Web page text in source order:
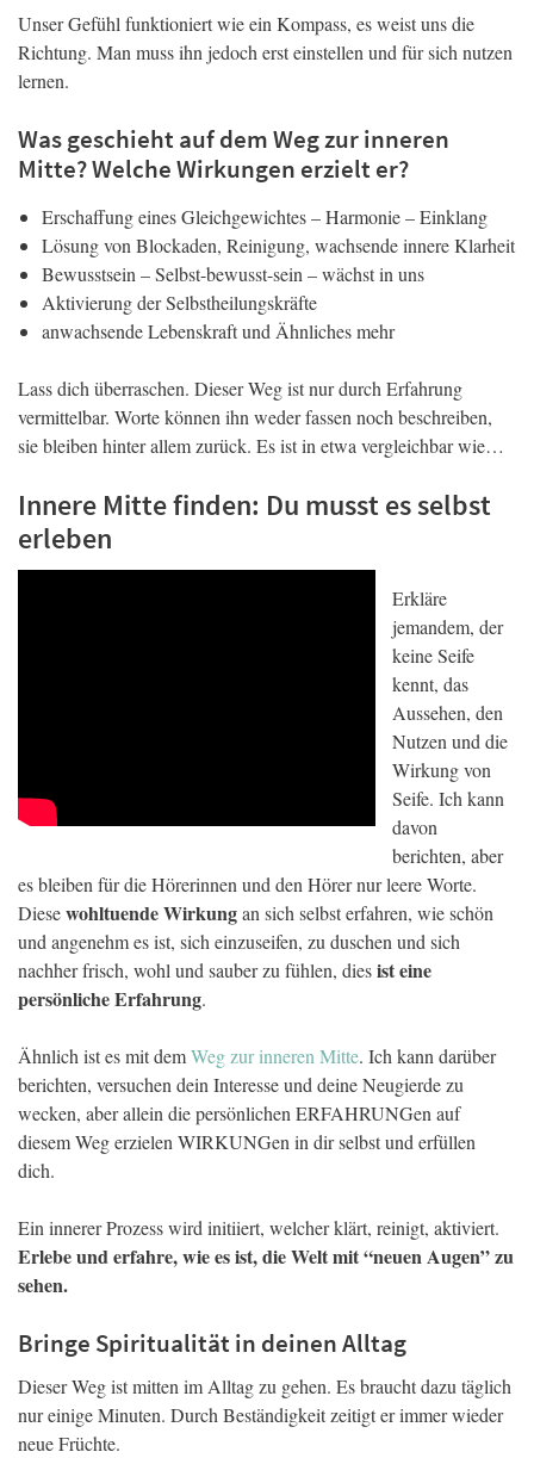
Unser Gefühl funktioniert wie ein Kompass, es weist uns die
Richtung. Man muss ihn jedoch erst einstellen und für sich nutzen
lernen.
Was geschieht auf dem Weg zur inneren
Mitte? Welche Wirkungen erzielt er?
Erschaffung eines Gleichgewichtes – Harmonie – Einklang
Lösung von Blockaden, Reinigung, wachsende innere Klarheit
Bewusstsein – Selbst-bewusst-sein – wächst in uns
Aktivierung der Selbstheilungskräfte
anwachsende Lebenskraft und Ähnliches mehr
Lass dich überraschen. Dieser Weg ist nur durch Erfahrung
vermittelbar. Worte können ihn weder fassen noch beschreiben,
sie bleiben hinter allem zurück. Es ist in etwa vergleichbar wie…
Innere Mitte finden: Du musst es selbst
erleben
Erkläre
jemandem, der
keine Seife
kennt, das
Aussehen, den
Nutzen und die
Wirkung von
Seife. Ich kann
davon
berichten, aber
es bleiben für die Hörerinnen und den Hörer nur leere Worte.
Diesewohltuende Wirkungan sich selbst erfahren, wie schön
und angenehm es ist, sich einzuseifen, zu duschen und sich
nachher frisch, wohl und sauber zu fühlen, diesist eine
persönliche Erfahrung.
Ähnlich ist es mit demWeg zur inneren Mitte. Ich kann darüber
berichten, versuchen dein Interesse und deine Neugierde zu
wecken, aber allein die persönlichen ERFAHRUNGen auf
diesem Weg erzielen WIRKUNGen in dir selbst und erfüllen
dich.
Ein innerer Prozess wird initiiert, welcher klärt, reinigt, aktiviert.
Erlebe und erfahre, wie es ist, die Welt mit “neuen Augen” zu
sehen.
Bringe Spiritualität in deinen Alltag
Dieser Weg ist mitten im Alltag zu gehen. Es braucht dazu täglich
nur einige Minuten. Durch Beständigkeit zeitigt er immer wieder
neue Früchte.